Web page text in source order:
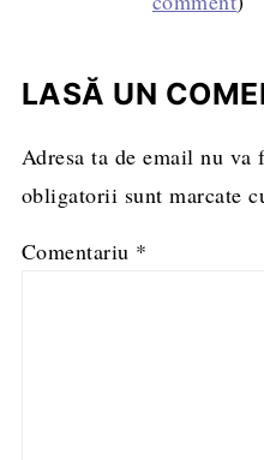
LASĂ UN
Adresa ta de email nu va
obligatorii sunt marcate
Comentariu *